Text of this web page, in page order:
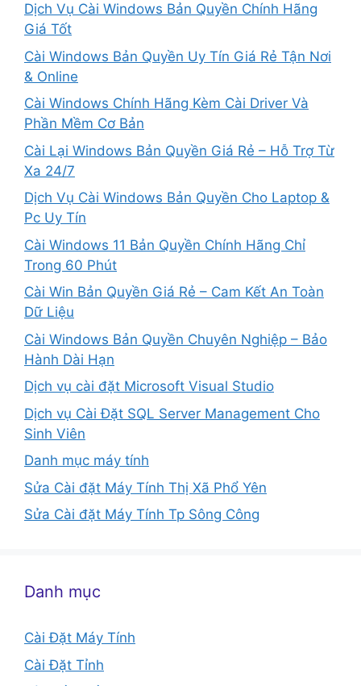
Dịch Vụ Cài Windows Bản Quyền Chính Hãng
Giá Tốt
Cài Windows Bản Quyền Uy Tín Giá Rẻ Tận Nơi
& Online
Cài Windows Chính Hãng Kèm Cài Driver Và
Phần Mềm Cơ Bản
Cài Lại Windows Bản Quyền Giá Rẻ – Hỗ Trợ Từ
Xa 24/7
Dịch Vụ Cài Windows Bản Quyền Cho Laptop &
Pc Uy Tín
Cài Windows 11 Bản Quyền Chính Hãng Chỉ
Trong 60 Phút
Cài Win Bản Quyền Giá Rẻ – Cam Kết An Toàn
Dữ Liệu
Cài Windows Bản Quyền Chuyên Nghiệp – Bảo
Hành Dài Hạn
Dịch vụ cài đặt Microsoft Visual Studio
Dịch vụ Cài Đặt SQL Server Management Cho
Sinh Viên
Danh mục máy tính
Sửa Cài đặt Máy Tính Thị Xã Phổ Yên
Sửa Cài đặt Máy Tính Tp Sông Công
Danh mục
Cài Đặt Máy Tính
Cài Đặt Tỉnh